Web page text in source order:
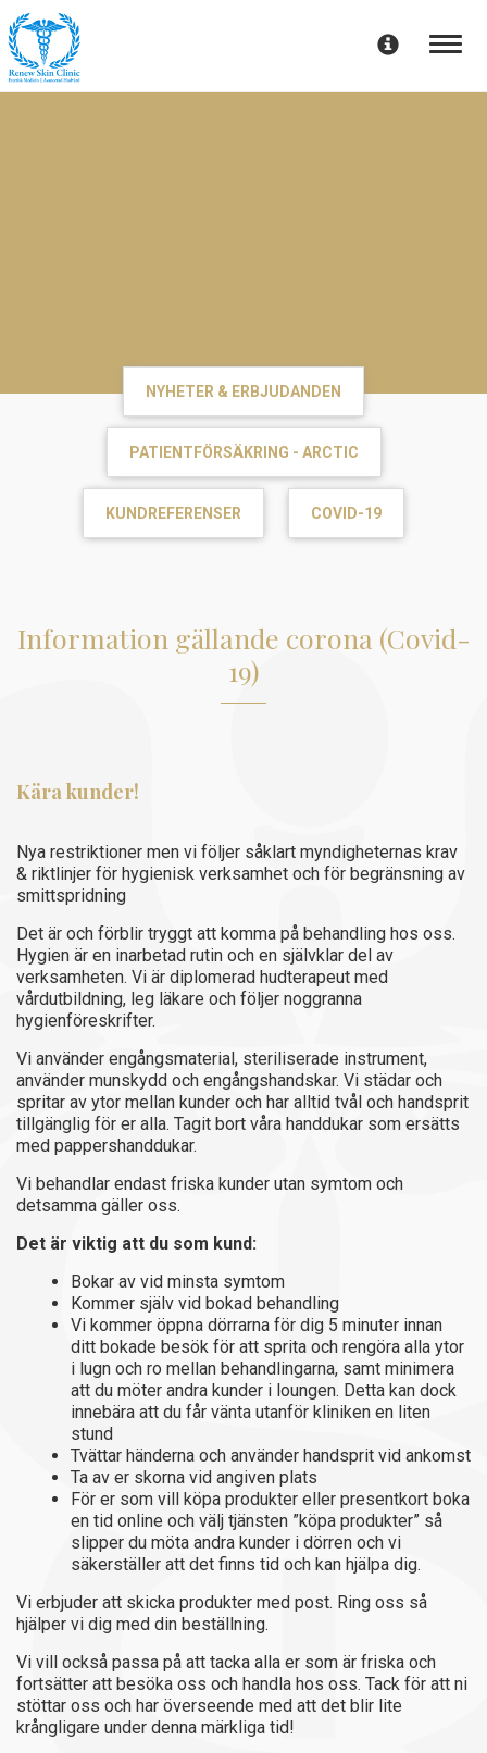
Toggle
NYHETER & ERBJUDANDEN
PATIENTFÖRSÄKRING - ARCTIC
KUNDREFERENSER COVID-19
Information gällande corona (Covid-
19)
Kära kunder!
Nya restriktioner men vi följer såklart myndigheternas krav
& riktlinjer för hygienisk verksamhet och för begränsning av
smittspridning
Det är och förblir tryggt att komma på behandling hos oss.
Hygien är en inarbetad rutin och en självklar del av
verksamheten. Vi är diplomerad hudterapeut med
vårdutbildning, leg läkare och följer noggranna
hygienföreskrifter.
Vi använder engångsmaterial, steriliserade instrument,
använder munskydd och engångshandskar. Vi städar och
spritar av ytor mellan kunder och har alltid tvål och handsprit
tillgänglig för er alla. Tagit bort våra handdukar som ersätts
med pappershanddukar.
Vi behandlar endast friska kunder utan symtom och
detsamma gäller oss.
Det är viktig att du som kund:
Bokar av vid minsta symtom
Kommer själv vid bokad behandling
Vi kommer öppna dörrarna för dig 5 minuter innan
ditt bokade besök för att sprita och rengöra alla ytor
i lugn och ro mellan behandlingarna, samt minimera
att du möter andra kunder i loungen. Detta kan dock
innebära att du får vänta utanför kliniken en liten
stund
Tvättar händerna och använder handsprit vid ankomst
Ta av er skorna vid angiven plats
För er som vill köpa produkter eller presentkort boka
en tid online och välj tjänsten ”köpa produkter” så
slipper du möta andra kunder i dörren och vi
säkerställer att det finns tid och kan hjälpa dig.
Vi erbjuder att skicka produkter med post. Ring oss så
hjälper vi dig med din beställning.
Vi vill också passa på att tacka alla er som är friska och
fortsätter att besöka oss och handla hos oss. Tack för att ni
stöttar oss och har överseende med att det blir lite
krångligare under denna märkliga tid!